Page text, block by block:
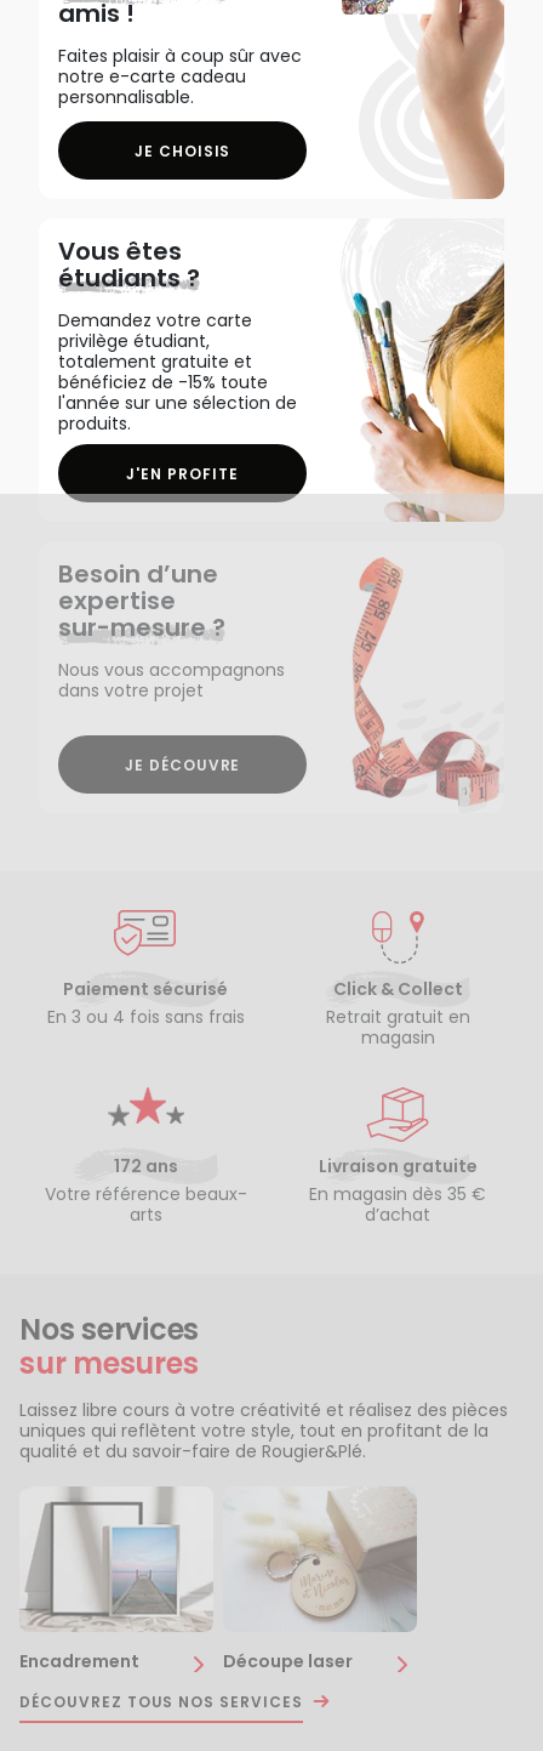
amis !
Faites plaisir à coup sûr avec
notre e-carte cadeau
personnalisable.
JE CHOISIS
Vous êtes
étudiants ?
Demandez votre carte
privilège étudiant,
totalement gratuite et
bénéficiez de -15% toute
l'année sur une sélection de
produits.
J'EN PROFITE
Besoin d’une
expertise
sur-mesure ?
Nous vous accompagnons
dans votre projet
JE DÉCOUVRE
Paiement sécurisé
En 3 ou 4 fois sans frais
Click & Collect
Retrait gratuit en
magasin
172 ans
Votre référence beaux-
arts
Livraison gratuite
En magasin dès 35 €
d’achat
Nos services
sur mesures
Laissez libre cours à votre créativité et réalisez des pièces
uniques qui reflètent votre style, tout en profitant de la
qualité et du savoir-faire de Rougier&Plé.
Encadrement Découpe laser
DÉCOUVREZ TOUS NOS SERVICES